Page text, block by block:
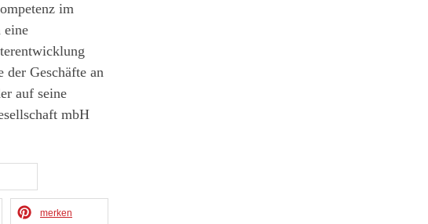
im
eine
der Geschäfte an
auf seine
mbH
merken